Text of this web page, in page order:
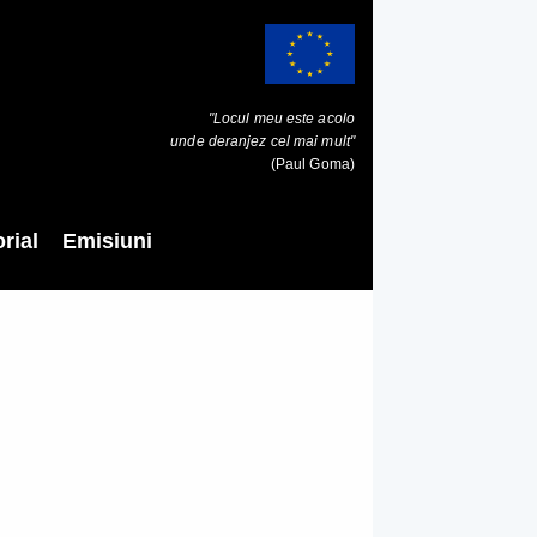
"Locul meu este acolo
unde deranjez cel mai mult"
(Paul Goma)
Emisiuni